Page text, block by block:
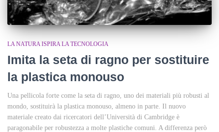
LA NATURA ISPIRA LA TECNOLOGIA
Imita la seta di ragno per sostituire
la plastica monouso
Una pellicola forte come la seta di ragno, uno dei materiali più robusti al
mondo, sostituirà la plastica monouso, almeno in parte. Il nuovo
materiale creato dai ricercatori dell’Università di Cambridge è
paragonabile per robustezza a molte plastiche comuni. A differenza però